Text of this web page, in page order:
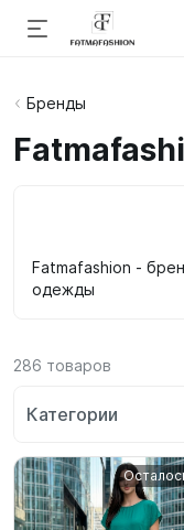
Бренды
Fatmafashion -
одежды
286 товаров
Категории